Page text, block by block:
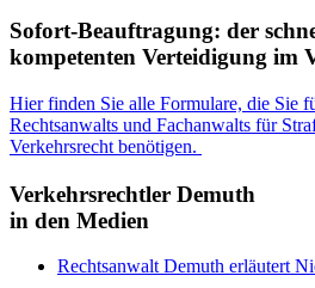
Sofort-Beauftragung: der
kompetenten Verteidigung im
Hier finden Sie alle Formulare, die Sie
Rechtsanwalts und Fachanwalts für
Verkehrsrecht benötigen.
Verkehrsrechtler Demuth
in den Medien
Rechtsanwalt Demuth erläutert